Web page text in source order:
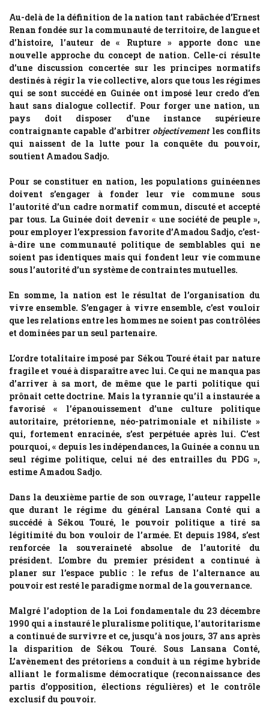
Au-delà de la définition de la nation tant rabâchée d’Ernest
Renan fondée sur la communauté de territoire, de langue et
d’histoire, l’auteur de « Rupture » apporte donc une
nouvelle approche du concept de nation. Celle-ci résulte
d’une discussion concertée sur les principes normatifs
destinés à régir la vie collective, alors que tous les régimes
qui se sont succédé en Guinée ont imposé leur credo d’en
haut sans dialogue collectif. Pour forger une nation, un
pays doit disposer d’une instance supérieure
contraignante capable d’arbitrer objectivementles conflits
qui naissent de la lutte pour la conquête du pouvoir,
soutient Amadou Sadjo.
Pour se constituer en nation, les populations guinéennes
doivent s’engager à fonder leur vie commune sous
l’autorité d’un cadre normatif commun, discuté et accepté
par tous. La Guinée doit devenir « une société de peuple »,
pour employer l’expression favorite d’Amadou Sadjo, c’est-
à-dire une communauté politique de semblables qui ne
soient pas identiques mais qui fondent leur vie commune
sous l’autorité d’un système de contraintes mutuelles.
En somme, la nation est le résultat de l’organisation du
vivre ensemble. S’engager à vivre ensemble, c’est vouloir
que les relations entre les hommes ne soient pas contrôlées
et dominées par un seul partenaire.
L’ordre totalitaire imposé par Sékou Touré était par nature
fragile et voué à disparaître avec lui. Ce qui ne manqua pas
d’arriver à sa mort, de même que le parti politique qui
prônait cette doctrine. Mais la tyrannie qu’il a instaurée a
favorisé « l’épanouissement d’une culture politique
autoritaire, prétorienne, néo-patrimoniale et nihiliste »
qui, fortement enracinée, s’est perpétuée après lui. C’est
pourquoi, « depuis les indépendances, la Guinée a connu un
seul régime politique, celui né des entrailles du PDG »,
estime Amadou Sadjo.
Dans la deuxième partie de son ouvrage, l’auteur rappelle
que durant le régime du général Lansana Conté qui a
succédé à Sékou Touré, le pouvoir politique a tiré sa
légitimité du bon vouloir de l’armée. Et depuis 1984, s’est
renforcée la souveraineté absolue de l’autorité du
président. L’ombre du premier président a continué à
planer sur l’espace public : le refus de l’alternance au
pouvoir est resté le paradigme normal de la gouvernance.
Malgré l’adoption de la Loi fondamentale du 23 décembre
1990 qui a instauré le pluralisme politique, l’autoritarisme
a continué de survivre et ce, jusqu’à nos jours, 37 ans après
la disparition de Sékou Touré. Sous Lansana Conté,
L’avènement des prétoriens a conduit à un régime hybride
alliant le formalisme démocratique (reconnaissance des
partis d’opposition, élections régulières) et le contrôle
exclusif du pouvoir.